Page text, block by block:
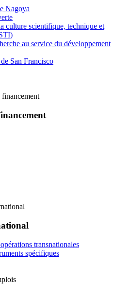
Nagoya
culture scientifique, technique et
au service du développement
San Francisco
financement
transnationales
spécifiques